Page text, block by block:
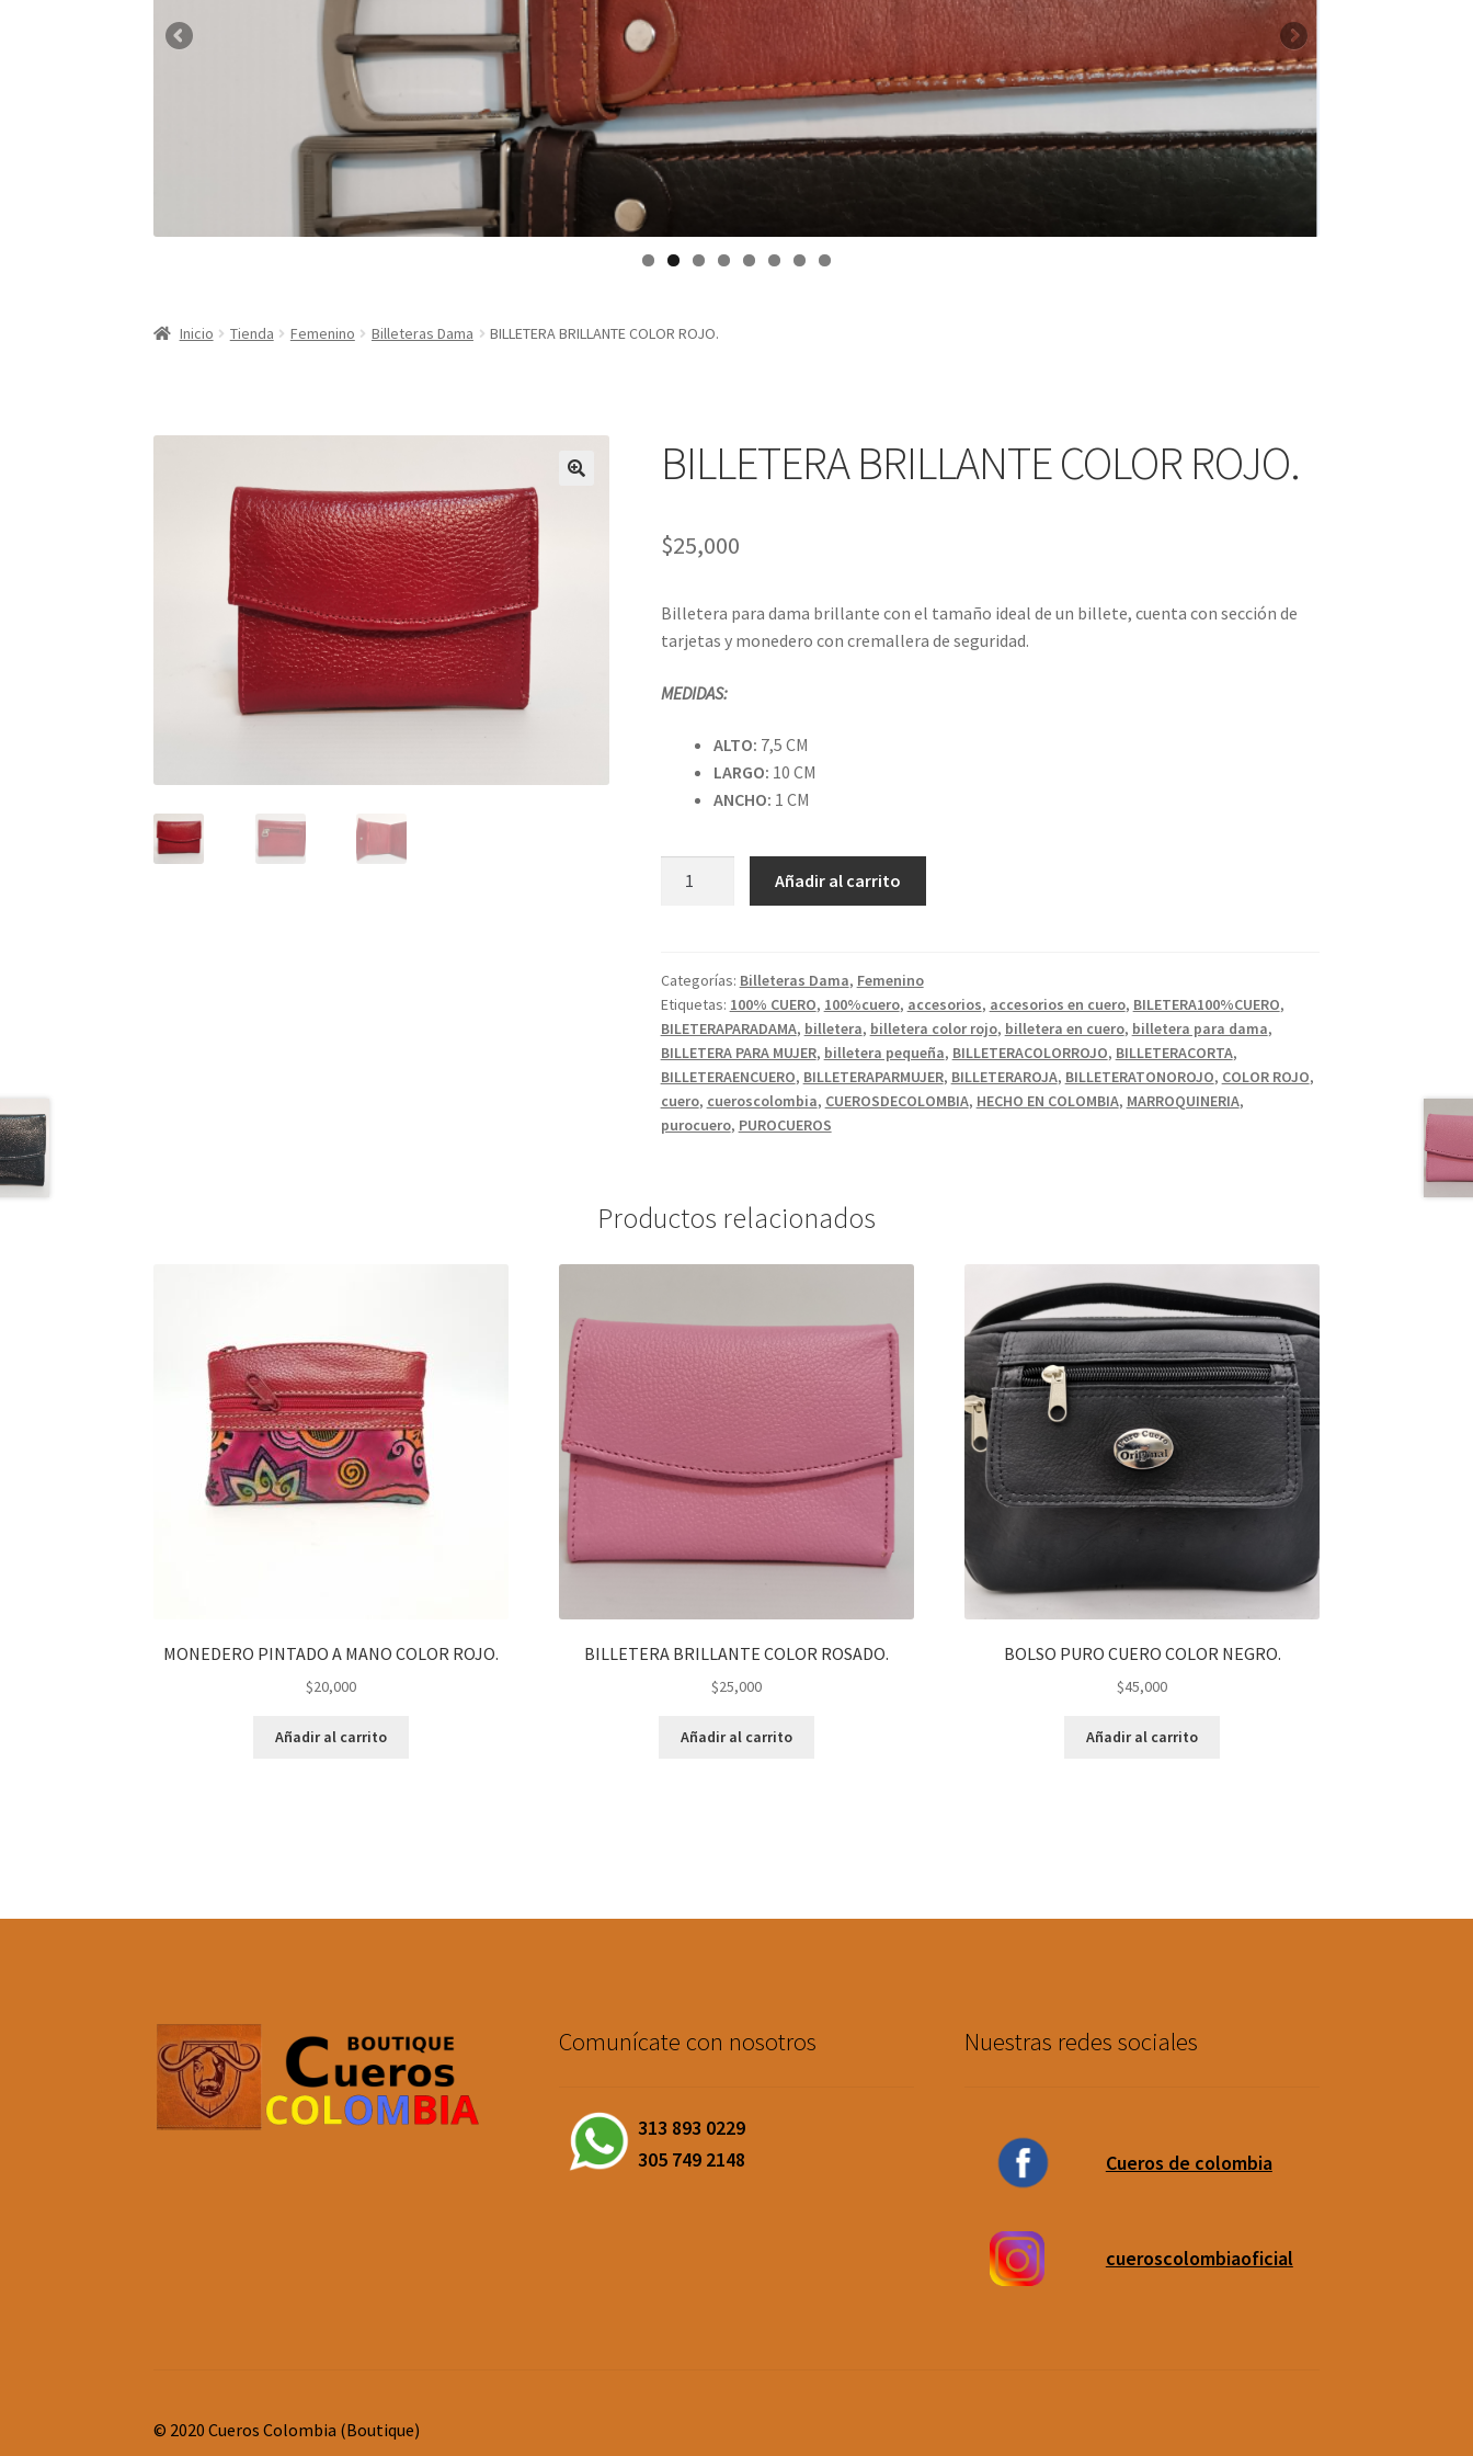
Inicio Tienda Femenino Billeteras Dama BILLETERA BRILLANTE COLOR ROJO.
BILLETERA BRILLANTE COLOR ROJO.
$25,000
Billetera para dama brillante con el tamaño ideal de un billete, cuenta con sección de
tarjetas y monedero con cremallera de seguridad.
MEDIDAS:
ALTO: 7,5 CM
LARGO: 10 CM
ANCHO: 1 CM
cantidad
Añadir al carrito
Categorías: Billeteras Dama, Femenino
Etiquetas: 100% CUERO, 100%cuero, accesorios, accesorios en cuero, BILETERA100%CUERO,
BILETERAPARADAMA, billetera, billetera color rojo, billetera en cuero, billetera para dama,
BILLETERA PARA MUJER, billetera pequeña, BILLETERACOLORROJO, BILLETERACORTA,
BILLETERAENCUERO, BILLETERAPARMUJER, BILLETERAROJA, BILLETERATONOROJO, COLOR ROJO,
cuero, cueroscolombia, CUEROSDECOLOMBIA, HECHO EN COLOMBIA, MARROQUINERIA,
purocuero, PUROCUEROS
Productos relacionados
MONEDERO PINTADO A MANO COLOR ROJO.
$20,000
Añadir al carrito
BILLETERA BRILLANTE COLOR ROSADO.
$25,000
Añadir al carrito
BOLSO PURO CUERO COLOR NEGRO.
$45,000
Añadir al carrito
Comunícate con nosotros
313 893 0229
305 749 2148
Nuestras redes sociales
Cueros de colombia
cueroscolombiaoficial
© 2020 Cueros Colombia (Boutique)